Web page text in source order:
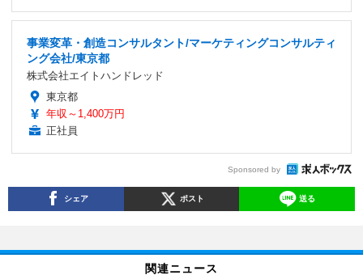
事業変革・創造コンサルタント/マーケティングコンサルティ
ング会社/東京都
株式会社エイトハンドレッド
東京都
年収～1,400万円
正社員
Sponsored by
シェア ポスト 送る
関連ニュース